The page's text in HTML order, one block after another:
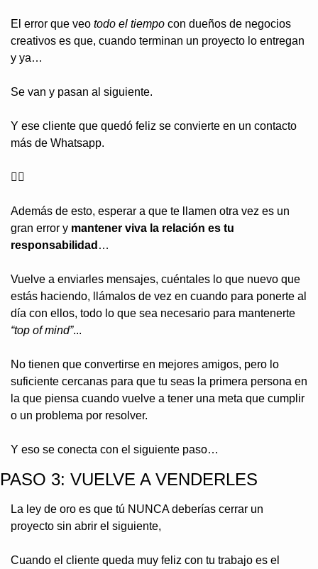
El error que veo todo el tiempo con dueños de negocios
creativos es que, cuando terminan un proyecto lo entregan
y ya…
Se van y pasan al siguiente.
Y ese cliente que quedó feliz se convierte en un contacto
más de Whatsapp.
🤦‍♂️
Además de esto, esperar a que te llamen otra vez es un
gran error y mantener viva la relación es tu
responsabilidad …
Vuelve a enviarles mensajes, cuéntales lo que nuevo que
estás haciendo, llámalos de vez en cuando para ponerte al
“top of mind”...
No tienen que convertirse en mejores amigos, pero lo
suficiente cercanas para que tu seas la primera persona en
la que piensa cuando vuelve a tener una meta que cumplir
o un problema por resolver.
Y eso se conecta con el siguiente paso…
PASO 3: VUELVE A VENDERLES
La ley de oro es que tú NUNCA deberías cerrar un
proyecto sin abrir el siguiente,
Cuando el cliente queda muy feliz con tu trabajo es el